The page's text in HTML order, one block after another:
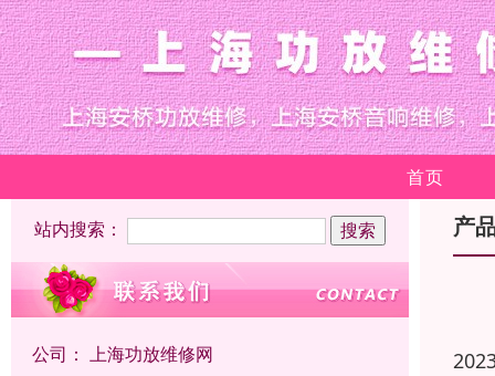
首页
站内搜索：
公司： 上海功放维修网
产